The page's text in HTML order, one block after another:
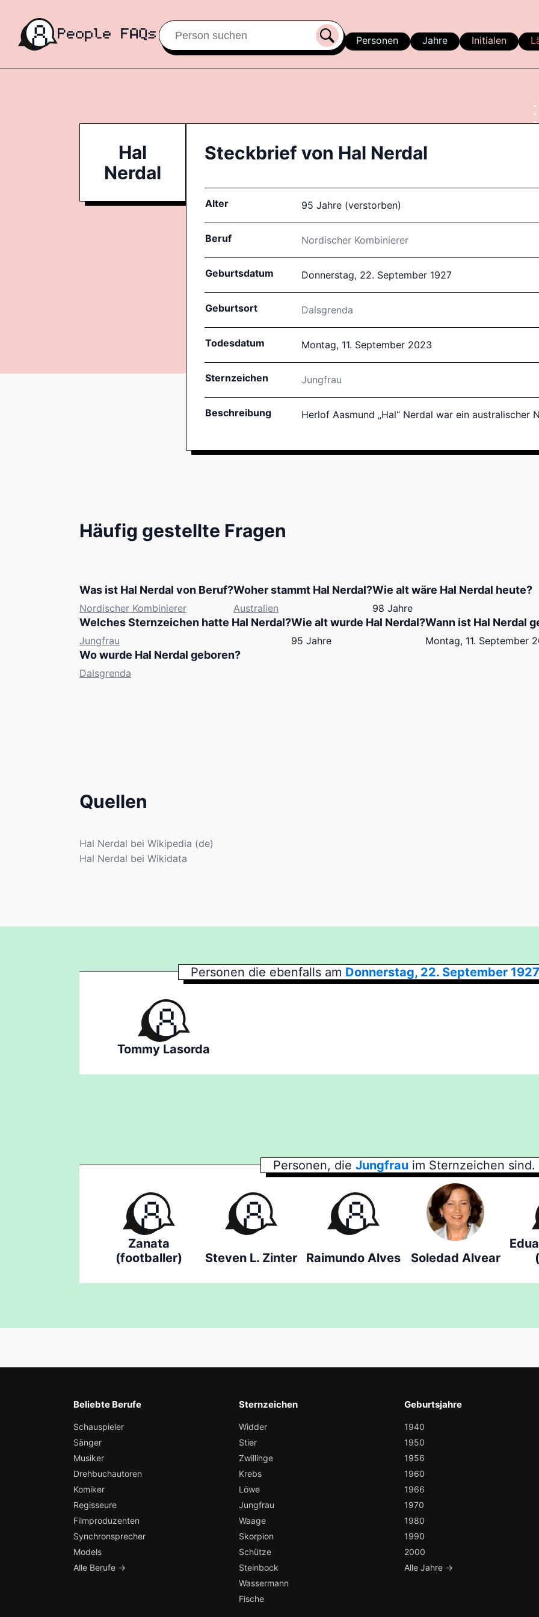
Personen Jahre Initialen
Hal
Nerdal
Steckbrief von Hal Nerdal
Alter 95 Jahre (verstorben)
Beruf Nordischer Kombinierer
Geburtsdatum Donnerstag, 22. September 1927
Geburtsort Dalsgrenda
Todesdatum Montag, 11. September 2023
Sternzeichen Jungfrau
Beschreibung Herlof Aasmund „Hal“ Nerdal war ein australischer
Häufig gestellte Fragen
Was ist Hal Nerdal von Beruf?
Nordischer Kombinierer
Woher stammt Hal Nerdal?
Australien
Wie alt wäre Hal Nerdal heute?
98 Jahre
Welches Sternzeichen hatte Hal Nerdal?
Jungfrau
Wie alt wurde Hal Nerdal?
95 Jahre
Wann ist Hal Nerdal
Montag, 11. September
Wo wurde Hal Nerdal geboren?
Dalsgrenda
Quellen
Hal Nerdal bei Wikipedia (de)
Hal Nerdal bei Wikidata
Personen die ebenfalls am Donnerstag, 22. September 1927
Tommy Lasorda
Personen, die Jungfrau im Sternzeichen sind.
Zanata
(footballer)
Steven L. Zinter Raimundo Alves Soledad Alvear
Beliebte Berufe
Schauspieler
Sänger
Musiker
Drehbuchautoren
Komiker
Regisseure
Filmproduzenten
Synchronsprecher
Models
Alle Berufe →
Sternzeichen
Widder
Stier
Zwillinge
Krebs
Löwe
Jungfrau
Waage
Skorpion
Schütze
Steinbock
Wassermann
Fische
Geburtsjahre
1940
1950
1956
1960
1966
1970
1980
1990
2000
Alle Jahre →